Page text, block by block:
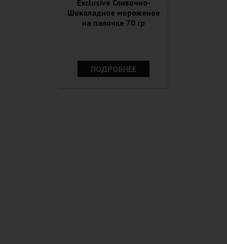
Exclusive Сливочно-
Шоколадное мороженое
на палочке 70 гр
ПОДРОБНЕЕ